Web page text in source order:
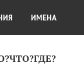
ИМЕНА